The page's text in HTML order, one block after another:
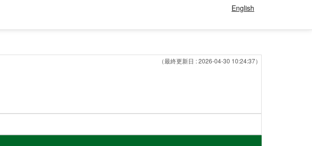
English
（最終更新日 : 2026-04-30 10:24:37）